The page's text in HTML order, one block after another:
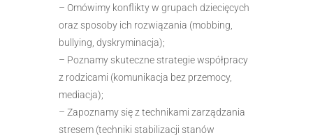
– Omówimy konflikty w grupach dziecięcych
oraz sposoby ich rozwiązania (mobbing,
bullying, dyskryminacja);
– Poznamy skuteczne strategie współpracy
z rodzicami (komunikacja bez przemocy,
mediacja);
– Zapoznamy się z technikami zarządzania
stresem (techniki stabilizacji stanów